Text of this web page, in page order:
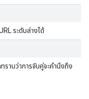
ระดับล่างได้
ทราบว่าการจับคู่จะคำนึงถึง